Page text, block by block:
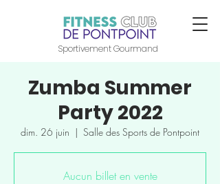
Sportivement Gourmand
Zumba Summer
Party 2022
dim. 26 juin
  |
Salle des Sports de Pontpoint
Aucun billet en vente